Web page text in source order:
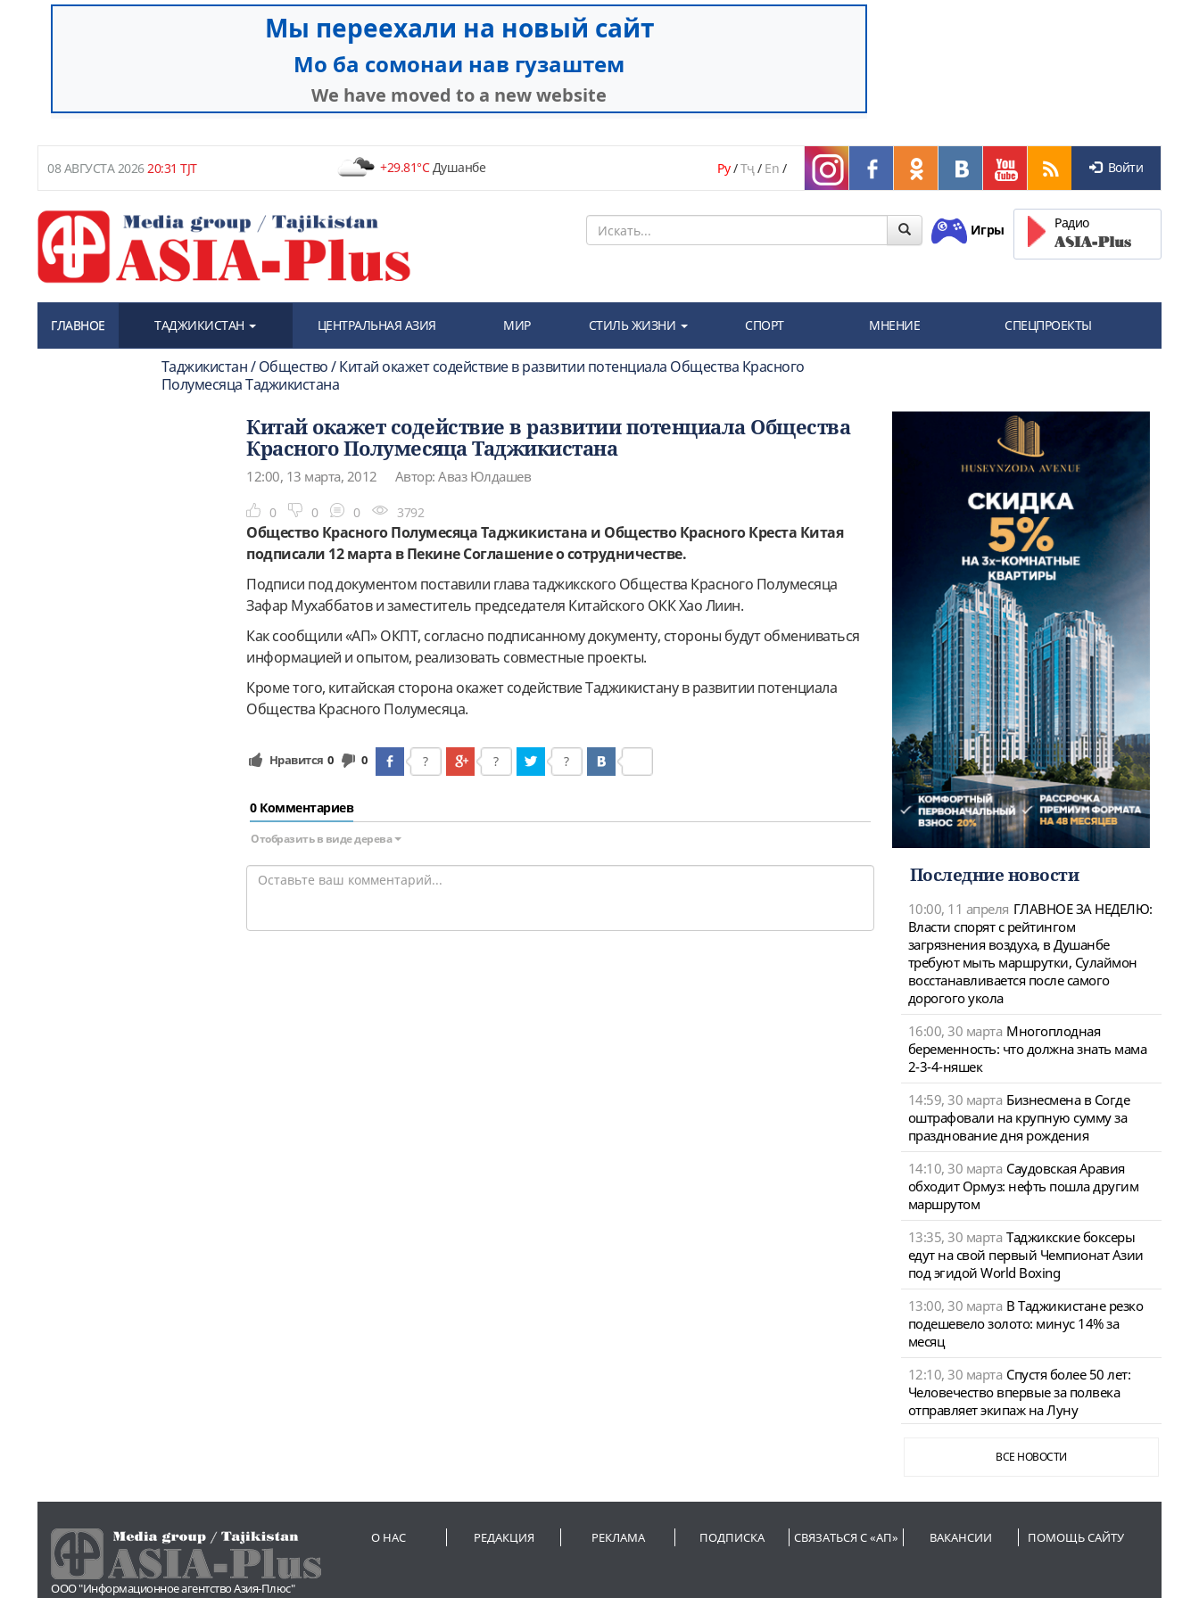
08 АВГУСТА 202620:31 TJT +29.81°CДушанбе Ру/Тҷ/ En / Войти
Игры Радио
ГЛАВНОЕ ТАДЖИКИСТАН ЦЕНТРАЛЬНАЯ АЗИЯ МИР СТИЛЬ ЖИЗНИ СПОРТ МНЕНИЕ СПЕЦПРОЕКТЫ
Таджикистан / Общество / Китай окажет содействие в развитии потенциала Общества Красного
Полумесяца Таджикистана
Китай окажет содействие в развитии потенциала Общества
Красного Полумесяца Таджикистана
12:00, 13 марта, 2012 Автор: Аваз Юлдашев
0 0 0 3792
Общество Красного Полумесяца Таджикистана и Общество Красного Креста Китая
подписали 12 марта в Пекине Соглашение о сотрудничестве.
Подписи под документом поставили глава таджикского Общества Красного Полумесяца
Зафар Мухаббатов и заместитель председателя Китайского ОКК Хао Лиин.
Как сообщили «АП» ОКПТ, согласно подписанному документу, стороны будут обмениваться
информацией и опытом, реализовать совместные проекты.
Кроме того, китайская сторона окажет содействие Таджикистану в развитии потенциала
Общества Красного Полумесяца.
Нравится 0 0 ? ? ?
0 Комментариев
Отобразить в виде дерева
Последние новости
10:00, 11 апреля ГЛАВНОЕ ЗА НЕДЕЛЮ:
Власти спорят с рейтингом
загрязнения воздуха, в Душанбе
требуют мыть маршрутки, Сулаймон
восстанавливается после самого
дорогого укола
16:00, 30 марта Многоплодная
беременность: что должна знать мама
2-3-4-няшек
14:59, 30 марта Бизнесмена в Согде
оштрафовали на крупную сумму за
празднование дня рождения
14:10, 30 марта Саудовская Аравия
обходит Ормуз: нефть пошла другим
маршрутом
13:35, 30 марта Таджикские боксеры
едут на свой первый Чемпионат Азии
под эгидой World Boxing
13:00, 30 марта В Таджикистане резко
подешевело золото: минус 14% за
месяц
12:10, 30 марта Спустя более 50 лет:
Человечество впервые за полвека
отправляет экипаж на Луну
ВСЕ НОВОСТИ
О НАС РЕДАКЦИЯ РЕКЛАМА ПОДПИСКА СВЯЗАТЬСЯ С «АП» ВАКАНСИИ ПОМОЩЬ САЙТУ
ООО "Информационное агентство Азия-Плюс"